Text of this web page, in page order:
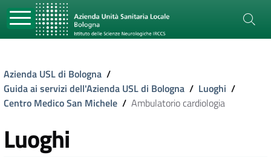
Azienda USL di Bologna /
Guida ai servizi dell'Azienda USL di Bologna / Luoghi /
Centro Medico San Michele / Ambulatorio cardiologia
Luoghi